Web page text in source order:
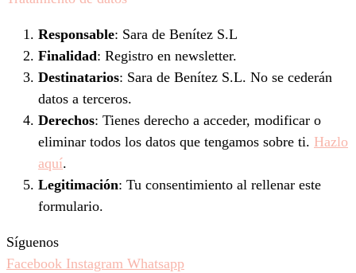
Responsable: Sara de Benítez S.L
Finalidad: Registro en newsletter.
Destinatarios: Sara de Benítez S.L. No se cederán
datos a terceros.
Derechos: Tienes derecho a acceder, modificar o
eliminar todos los datos que tengamos sobre ti. Hazlo
aquí.
Legitimación: Tu consentimiento al rellenar este
formulario.
Síguenos
Facebook Instagram Whatsapp